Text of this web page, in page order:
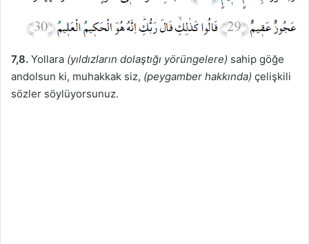
7,8. Yollara (yıldızların dolaştığı yörüngelere) sahip göğe
andolsun ki, muhakkak siz, (peygamber hakkında) çelişkili
sözler söylüyorsunuz.